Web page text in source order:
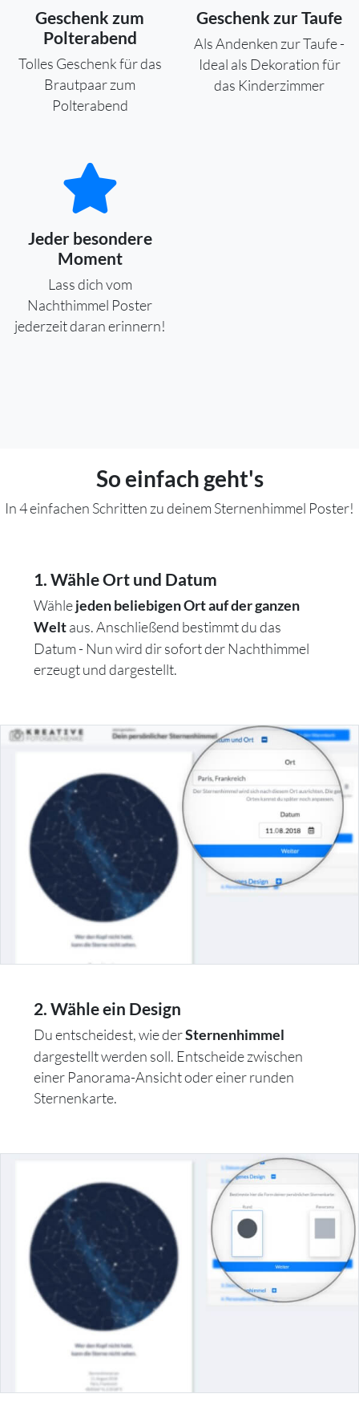
Geschenk zum
Polterabend
Tolles Geschenk für das
Brautpaar zum
Polterabend
Geschenk zur Taufe
Als Andenken zur Taufe -
Ideal als Dekoration für
das Kinderzimmer
Jeder besondere
Moment
Lass dich vom
Nachthimmel Poster
jederzeit daran erinnern!
So einfach geht's
In 4 einfachen Schritten zu deinem Sternenhimmel Poster!
1. Wähle Ort und Datum
Wählejeden beliebigen Ort auf der ganzen
Weltaus. Anschließend bestimmt du das
Datum - Nun wird dir sofort der Nachthimmel
erzeugt und dargestellt.
2. Wähle ein Design
Du entscheidest, wie derSternenhimmel
dargestellt werden soll. Entscheide zwischen
einer Panorama-Ansicht oder einer runden
Sternenkarte.